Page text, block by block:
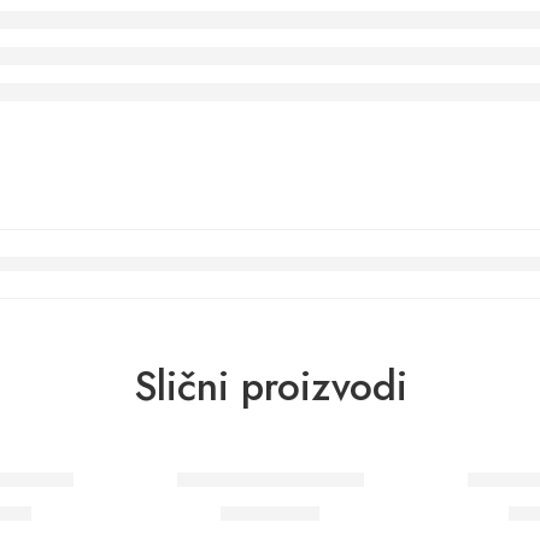
Slični proizvodi